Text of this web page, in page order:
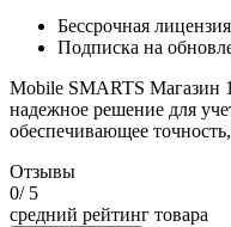
Бессрочная
Подписка на
Mobile SMARTS
надежное решение для
обеспечивающее
Отзывы
0/ 5
средний рейтинг товара